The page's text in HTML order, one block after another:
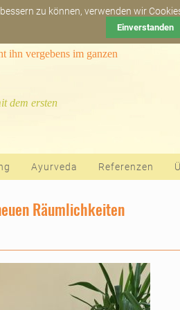
ihn vergebens im ganzen
dem ersten
Ayurveda Referenzen
Räumlichkeiten
zu können, verwenden wir
Einverstanden